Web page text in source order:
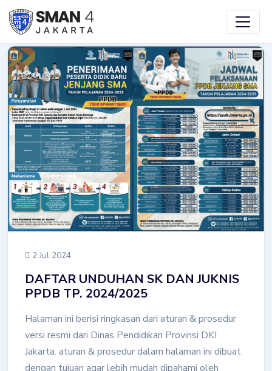
Skip
to
main
content
2 Jul 2024
DAFTAR UNDUHAN SK DAN JUKNIS
PPDB TP. 2024/2025
Halaman ini berisi ringkasan dari aturan & prosedur
versi resmi dari Dinas Pendidikan Provinsi DKI
Jakarta. aturan & prosedur dalam halaman ini dibuat
dengan tujuan agar lebih mudah dipahami oleh